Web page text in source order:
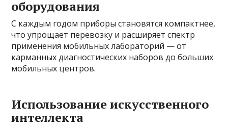
оборудования
С каждым годом приборы становятся компактнее,
что упрощает перевозку и расширяет спектр
применения мобильных лабораторий — от
карманных диагностических наборов до больших
мобильных центров.
Использование искусственного
интеллекта